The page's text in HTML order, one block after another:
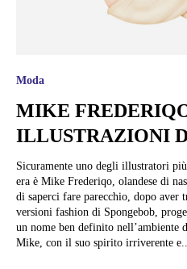
Moda
MIKE
ILLUSTRAZIONI
Sicuramente uno degli illustratori
era è Mike Frederiqo, olandese di
di saperci fare parecchio, dopo aver
versioni fashion di Spongebob, progetto che gli ha premesso di crearsi
un nome ben definito nell’ambiente
Mike, con il suo spirito irriverente e...